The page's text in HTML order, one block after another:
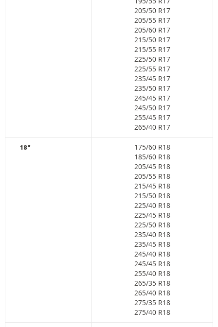
205/50 R17
205/55 R17
205/60 R17
215/50 R17
215/55 R17
225/50 R17
225/55 R17
235/45 R17
235/50 R17
245/45 R17
245/50 R17
255/45 R17
265/40 R17
18"
175/60 R18
185/60 R18
205/45 R18
205/55 R18
215/45 R18
215/50 R18
225/40 R18
225/45 R18
225/50 R18
235/40 R18
235/45 R18
245/40 R18
245/45 R18
255/40 R18
265/35 R18
265/40 R18
275/35 R18
275/40 R18